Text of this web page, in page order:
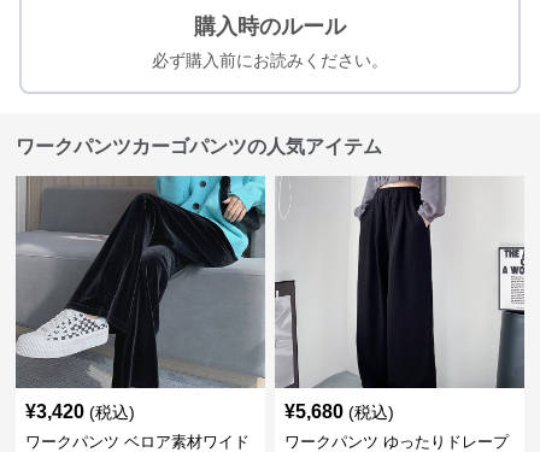
購入時のルール
必ず購入前にお読みください。
ワークパンツカーゴパンツの人気アイテム
¥3,420 (税込)
ワークパンツ ベロア素材ワイド
¥5,680 (税込)
ワークパンツ ゆったりドレープ